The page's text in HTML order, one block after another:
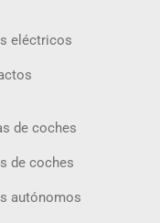
eléctricos
de coches
de coches
autónomos